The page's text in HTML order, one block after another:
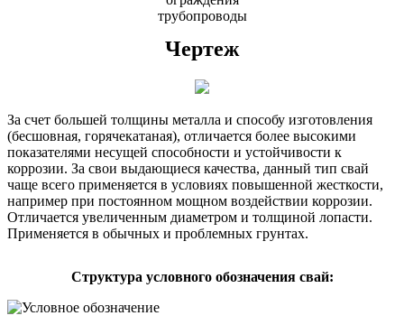
трубопроводы
Чертеж
За счет большей толщины металла и способу изготовления
(бесшовная, горячекатаная), отличается более высокими
показателями несущей способности и устойчивости к
коррозии. За свои выдающиеся качества, данный тип свай
чаще всего применяется в условиях повышенной жесткости,
например при постоянном мощном воздействии коррозии.
Отличается увеличенным диаметром и толщиной лопасти.
Применяется в обычных и проблемных грунтах.
Cтруктура условного обозначения свай: